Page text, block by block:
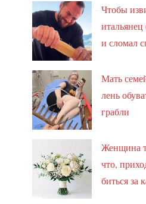
Чтобы
и сломал
Мать
лень
грабли
Женщина
что,
биться за